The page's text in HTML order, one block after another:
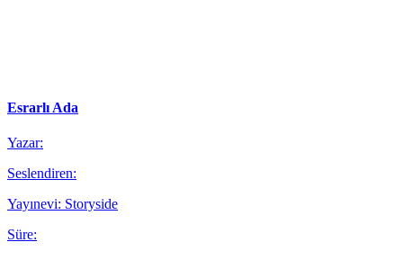
Esrarlı Ada
Yazar:
Seslendiren:
Yayınevi: Storyside
Süre: